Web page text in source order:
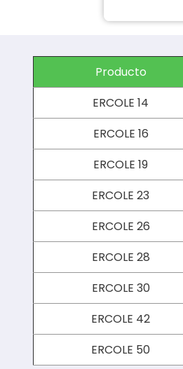
Producto
ERCOLE 14
ERCOLE 16
ERCOLE 19
ERCOLE 23
ERCOLE 26
ERCOLE 28
ERCOLE 30
ERCOLE 42
ERCOLE 50